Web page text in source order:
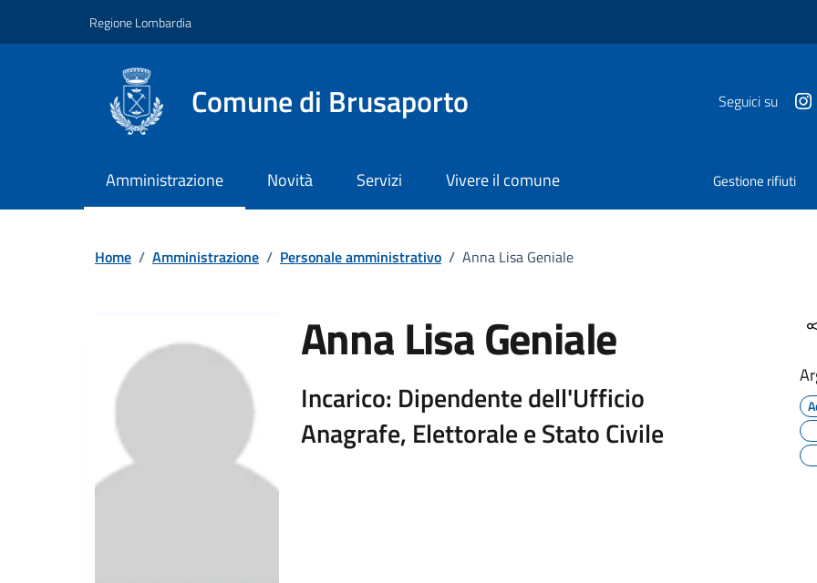
Regione Lombardia
Comune di Brusaporto Seguici su
Amministrazione Novità Servizi Vivere il comune Gestione rifiuti
Home / Amministrazione / Personale amministrativo / Anna Lisa Geniale
Anna Lisa Geniale
Incarico: Dipendente dell'Ufficio
Anagrafe, Elettorale e Stato Civile